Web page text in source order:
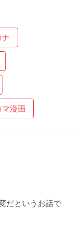
漫画
だというお話で